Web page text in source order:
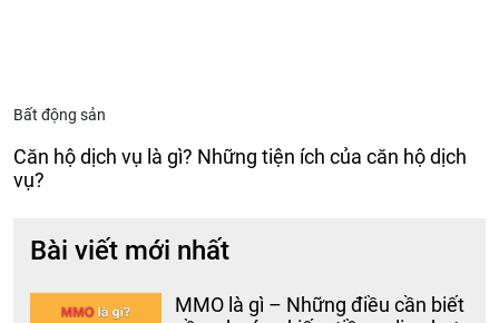
Bất động sản
Căn hộ dịch vụ là gì? Những tiện ích của căn hộ dịch
vụ?
Bài viết mới nhất
MMO là gì – Những điều cần biết